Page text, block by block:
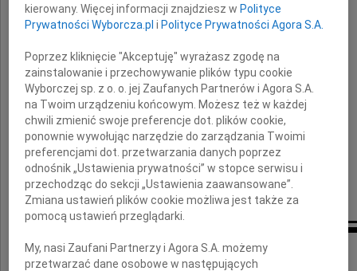
Rodzinie i Bliskim
składamy wyrazy współczucia
w imieniu
Rady m.st. Warszawy
Ewa Malinowska-Grupińska
Przewodnicząca Rady m.st. Warszawy
Inne kondolencje
kierowany. Więcej informacji znajdziesz w Polityce
Prywatności Wyborcza.pl i Polityce Prywatności Agora S.A.
Poprzez kliknięcie "Akceptuję" wyrażasz zgodę na
zainstalowanie i przechowywanie plików typu cookie
Wyborczej sp. z o. o. jej Zaufanych Partnerów i Agora S.A.
na Twoim urządzeniu końcowym. Możesz też w każdej
chwili zmienić swoje preferencje dot. plików cookie,
ponownie wywołując narzędzie do zarządzania Twoimi
preferencjami dot. przetwarzania danych poprzez
odnośnik „Ustawienia prywatności” w stopce serwisu i
przechodząc do sekcji „Ustawienia zaawansowane”.
Zmiana ustawień plików cookie możliwa jest także za
pomocą ustawień przeglądarki.
My, nasi Zaufani Partnerzy i Agora S.A. możemy
przetwarzać dane osobowe w następujących